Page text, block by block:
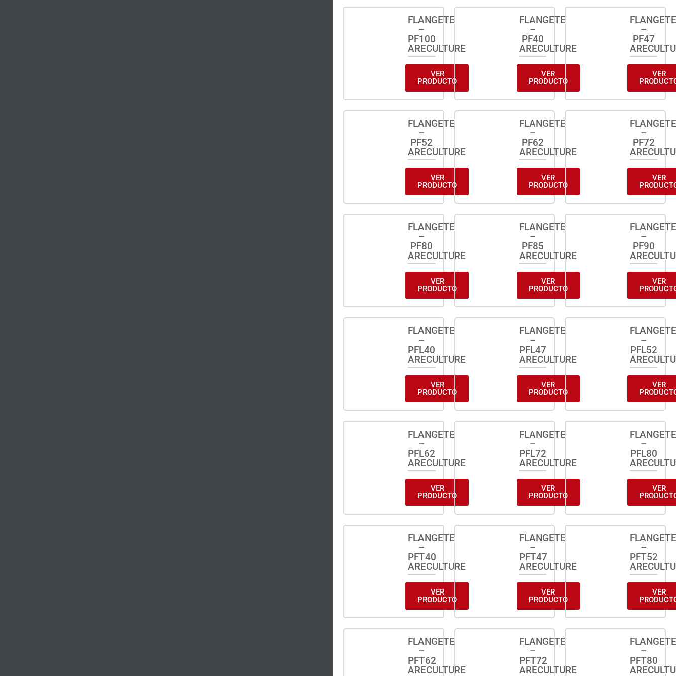
FLANGETE
–
PF100
ARECULTURE
VER
PRODUCTO
FLANGETE
–
PF40
ARECULTURE
VER
PRODUCTO
–
PF47
VER
FLANGETE
–
PF52
ARECULTURE
VER
PRODUCTO
FLANGETE
–
PF62
ARECULTURE
VER
PRODUCTO
–
PF72
VER
FLANGETE
–
PF80
ARECULTURE
VER
PRODUCTO
FLANGETE
–
PF85
ARECULTURE
VER
PRODUCTO
–
PF90
VER
FLANGETE
–
PFL40
ARECULTURE
VER
PRODUCTO
FLANGETE
–
PFL47
ARECULTURE
VER
PRODUCTO
–
PFL52
VER
FLANGETE
–
PFL62
ARECULTURE
VER
PRODUCTO
FLANGETE
–
PFL72
ARECULTURE
VER
PRODUCTO
–
PFL80
VER
FLANGETE
–
PFT40
ARECULTURE
VER
PRODUCTO
FLANGETE
–
PFT47
ARECULTURE
VER
PRODUCTO
–
PFT52
VER
FLANGETE
–
PFT62
ARECULTURE
FLANGETE
–
PFT72
ARECULTURE
–
PFT80